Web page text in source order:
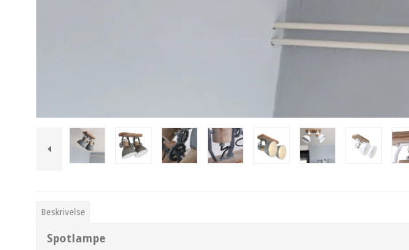
Beskrivelse
Spotlampe